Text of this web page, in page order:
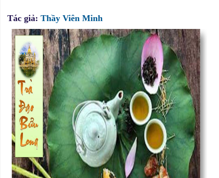
Tác giả: Thầy Viên Minh